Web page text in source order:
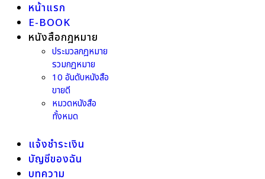
หน้าแรก
E-BOOK
หนังสือกฎหมาย
ประมวลกฎหมาย
รวมกฎหมาย
10 อันดับหนังสือ
ขายดี
หมวดหนังสือ
ทั้งหมด
แจ้งชำระเงิน
บัญชีของฉัน
บทความ